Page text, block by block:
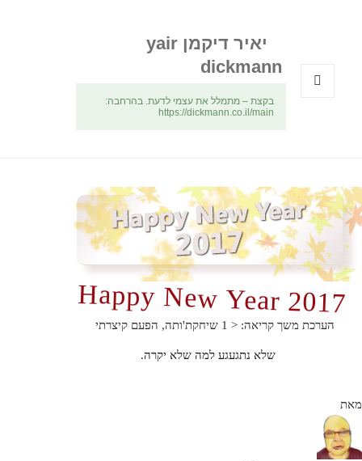
יאיר דיקמן yair
dickmann
בקצת – מתמלל את עצמי לדעת. בהרחבה:
https://dickmann.co.il/main
Happy New Year 2017
הערכת משך קריאה: < 1 שיחקת'ותה, הפעם קיצרתי
שלא נתגעגע למה שלא יקרה.
מאת